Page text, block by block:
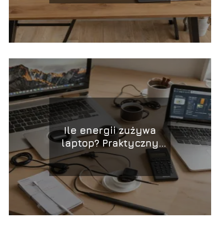
Ile energii zużywa
laptop? Praktyczny
przewodnik